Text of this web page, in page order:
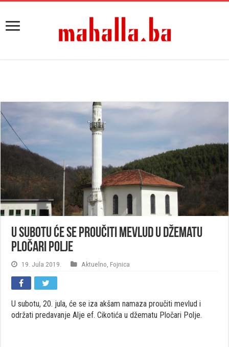
U subotu će se proučiti mevlud u džematu
Pločari Polje
19. Jula 2019. Aktuelno Fojnica
U subotu, 20. jula, će se iza akšam namaza proučiti mevlud i
održati predavanje Alje ef. Cikotića u džematu Pločari Polje.